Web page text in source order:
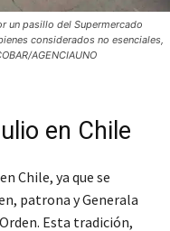
un pasillo del Supermercado
considerados no esenciales,
AGENCIAUNO
en Chile
Chile, ya que se
patrona y Generala
Esta tradición,